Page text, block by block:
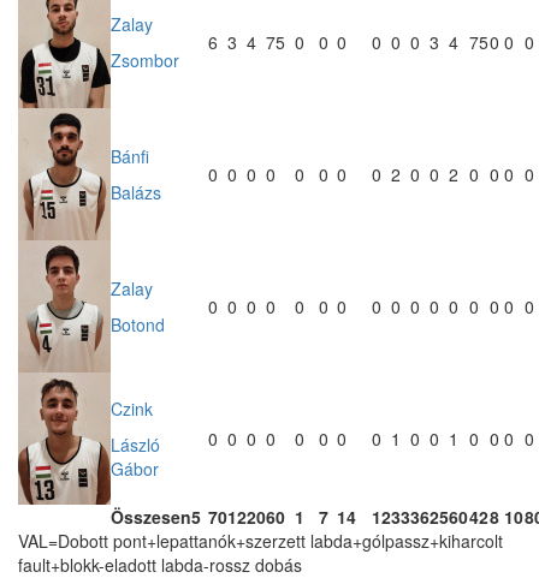
Zalay
Zsombor
6 3 4 75 0 0 0 0 0 0 3 4 750 0 0
Bánfi
Balázs
0 0 0 0 0 0 0 0 2 0 0 2 0 0 0 0
Zalay
Botond
0 0 0 0 0 0 0 0 0 0 0 0 0 0 0 0
Czink
László
Gábor
0 0 0 0 0 0 0 0 1 0 0 1 0 0 0 0
Összesen5 70122060 1 7 14 1233362560428 10
VAL=Dobott pont+lepattanók+szerzett labda+gólpassz+kiharcolt
fault+blokk-eladott labda-rossz dobás